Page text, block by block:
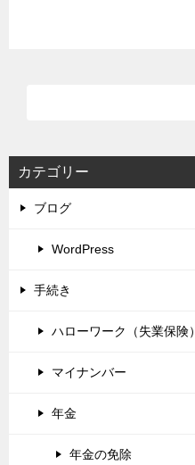
カテゴリー
ブログ
WordPress
手続き
ハローワーク（失業保険）
マイナンバー
年金
年金の免除